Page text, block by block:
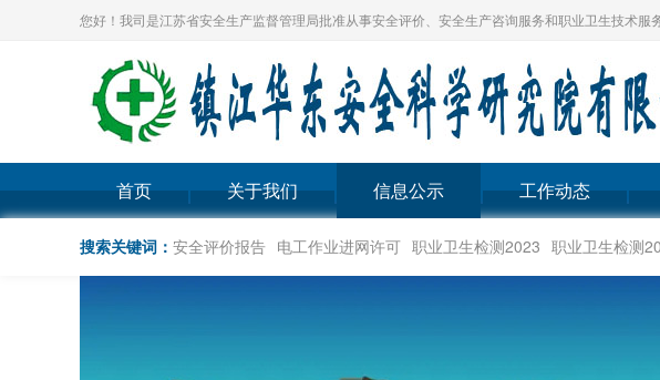
您好！我司是江苏省安全生产监督管理局批准从事安全评价、安全生产咨询服务和职业卫生技术服
首页 关于我们 信息公示 工作动态
搜索关键词： 安全评价报告 电工作业进网许可 职业卫生检测2023 职业卫生检测